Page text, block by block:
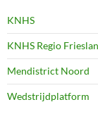
KNHS
KNHS Regio
Mendistrict Noord
Wedstrijdplatform